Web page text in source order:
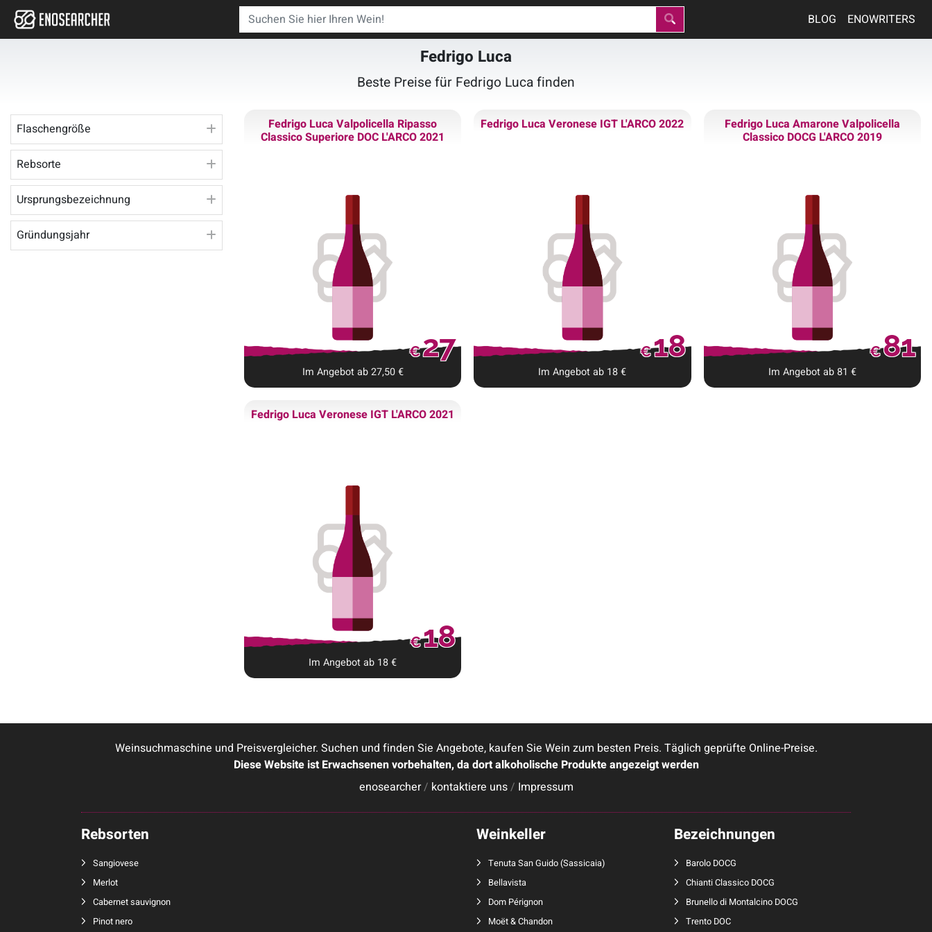
BLOG ENOWRITERS
Fedrigo Luca
Beste Preise für Fedrigo Luca finden
Fedrigo Luca Valpolicella Ripasso
Classico Superiore DOC L'ARCO 2021
€27
Im Angebot ab27,50 €
Fedrigo Luca Veronese IGT L'ARCO 2022
€18
Im Angebot ab 18 €
Fedrigo Luca Amarone Valpolicella
Classico DOCG L'ARCO 2019
€81
Im Angebot ab81 €
Fedrigo Luca Veronese IGT L'ARCO 2021
€18
Im Angebot ab 18€
Flaschengröße
Rebsorte
Ursprungsbezeichnung
Gründungsjahr
Weinsuchmaschine und Preisvergleicher. Suchen und finden Sie Angebote, kaufen Sie Wein zum besten Preis. Täglich geprüfte Online-Preise.
Diese Website ist Erwachsenen vorbehalten, da dort alkoholische Produkte angezeigt werden
enosearcher/ kontaktiere uns/ Impressum
Rebsorten
Sangiovese
Merlot
Cabernet sauvignon
Pinot nero
Weinkeller
Tenuta San Guido(Sassicaia)
Bellavista
Dom Pérignon
Moët & Chandon
Bezeichnungen
Barolo DOCG
Chianti Classico DOCG
Brunello di Montalcino DOCG
Trento DOC